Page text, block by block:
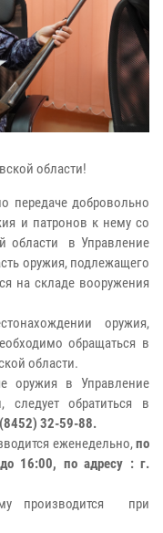
области!
передаче добровольно
и патронов к нему со
области в Управление
оружия, подлежащего
на складе вооружения
оружия,
обращаться в
области.
оружия в Управление
следует обратиться в
32-59-88.
еженедельно,по
16:00, по адресу : г.
производится при